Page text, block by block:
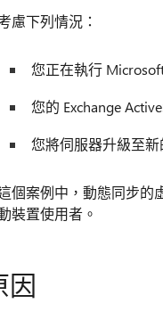
慮下列情況：
您正在執行
您的 Exchange
您將伺服器升級至新
個案例中，動態同步的
裝置使用者。
因